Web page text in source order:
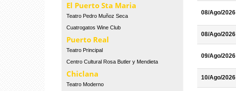
El Puerto Sta Maria
Teatro Pedro Muñoz Seca
Cuatrogatos Wine Club
Puerto Real
Teatro Principal
Centro Cultural Rosa Butler y Mendieta
Chiclana
Teatro Moderno
08/Ago/2026
08/Ago/2026
09/Ago/2026
10/Ago/2026